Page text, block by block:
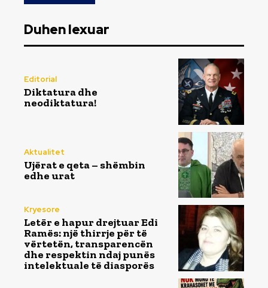
Duhen lexuar
Editorial
Diktatura dhe
neodiktatura!
Aktualitet
Ujërat e qeta – shëmbin
edhe urat
Kryesore
Letër e hapur drejtuar Edi
Ramës: një thirrje për të
vërtetën, transparencën
dhe respektin ndaj punës
intelektuale të diasporës